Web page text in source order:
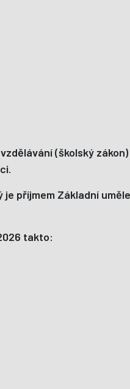
(školský
příjmem Základní
takto: